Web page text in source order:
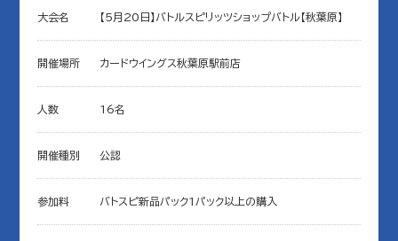
大会名 【5月20日】バトルスピリッツショップバトル【秋葉原】
開催場所 カードウイングス秋葉原駅前店
人数 16名
開催種別 公認
参加料 バトスピ新品パック1パック以上の購入